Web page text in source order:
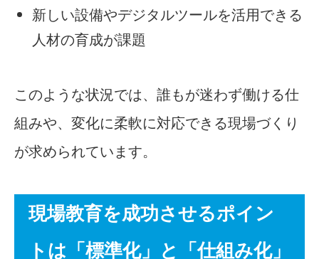
新しい設備やデジタルツールを活用できる
人材の育成が課題
このような状況では、誰もが迷わず働ける仕
組みや、変化に柔軟に対応できる現場づくり
が求められています。
現場教育を成功させるポイン
トは「標準化」と「仕組み化」